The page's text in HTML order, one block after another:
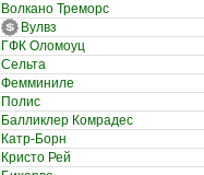
Волкано Треморс
Вулвз
ГФК Оломоуц
Сельта
Фемминиле
Полис
Балликлер Комрадес
Катр-Борн
Кристо Рей